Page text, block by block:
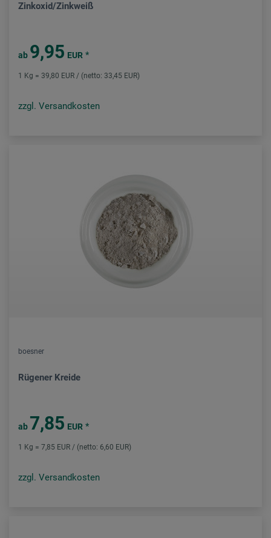
Zinkoxid/Zinkweiß
ab 9,95 EUR *
1 Kg = 39,80 EUR / (netto: 33,45 EUR)
zzgl. Versandkosten
boesner
Rügener Kreide
ab 7,85 EUR *
1 Kg = 7,85 EUR / (netto: 6,60 EUR)
zzgl. Versandkosten